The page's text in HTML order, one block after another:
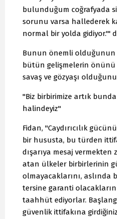
bulunduğum coğrafyada
sorunu varsa hallederek
normal bir yolda gidiyor.'"
Bunun önemli olduğunun
bütün gelişmelerin önünü
savaş ve gözyaşı
"Biz birbirimize artık
halindeyiz"
Fidan, "Caydırıcılık
bir hususta, bu türden
dışarıya mesaj vermekten
atan ülkeler birbirlerinin
olmayacaklarını, aslında
tersine garanti
taahhüt ediyorlar.
güvenlik ittifakına